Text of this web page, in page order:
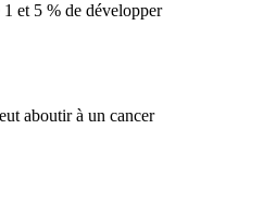
et 5 % de développer
aboutir à un cancer